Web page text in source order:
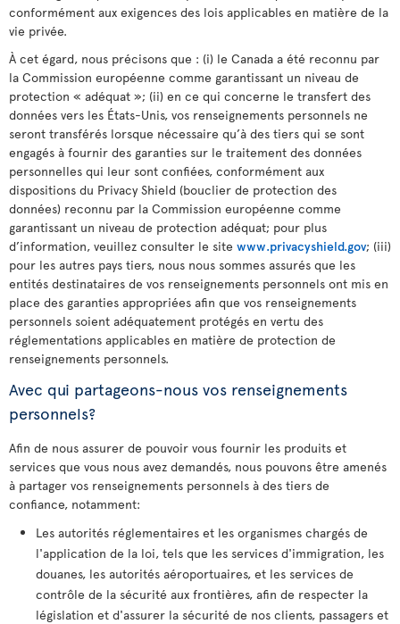
conformément aux exigences des lois applicables en matière de la
vie privée.
À cet égard, nous précisons que : (i) le Canada a été reconnu par
la Commission européenne comme garantissant un niveau de
protection « adéquat »; (ii) en ce qui concerne le transfert des
données vers les États-Unis, vos renseignements personnels ne
seront transférés lorsque nécessaire qu’à des tiers qui se sont
engagés à fournir des garanties sur le traitement des données
personnelles qui leur sont confiées, conformément aux
dispositions du Privacy Shield (bouclier de protection des
données) reconnu par la Commission européenne comme
garantissant un niveau de protection adéquat; pour plus
d’information, veuillez consulter le site www.privacyshield.gov; (iii)
pour les autres pays tiers, nous nous sommes assurés que les
entités destinataires de vos renseignements personnels ont mis en
place des garanties appropriées afin que vos renseignements
personnels soient adéquatement protégés en vertu des
réglementations applicables en matière de protection de
renseignements personnels.
Avec qui partageons-nous vos renseignements
personnels?
Afin de nous assurer de pouvoir vous fournir les produits et
services que vous nous avez demandés, nous pouvons être amenés
à partager vos renseignements personnels à des tiers de
confiance, notamment:
Les autorités réglementaires et les organismes chargés de
l'application de la loi, tels que les services d'immigration, les
douanes, les autorités aéroportuaires, et les services de
contrôle de la sécurité aux frontières, afin de respecter la
législation et d'assurer la sécurité de nos clients, passagers et